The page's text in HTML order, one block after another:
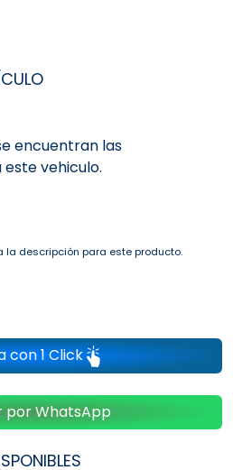
encuentran las
vehiculo.
la descripción para este producto.
con 1 Click
por WhatsApp